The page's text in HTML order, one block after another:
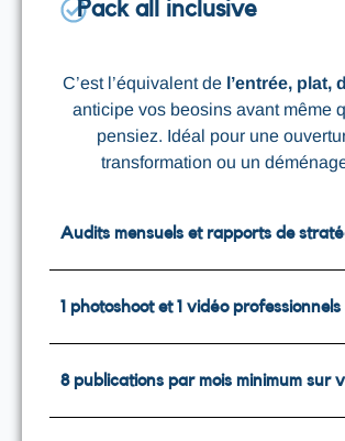
Pack all inclusive
C’est l’équivalent de l’entrée, plat,
anticipe vos beosins avant même
pensiez. Idéal pour une
transformation ou un
Audits mensuels et rapports de
1 photoshoot et 1 vidéo professionnels
8 publications par mois minimum sur